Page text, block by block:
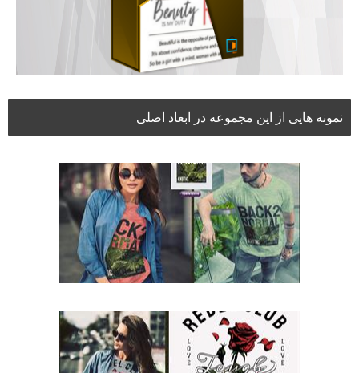
نمونه هایی از این مجموعه در ابعاد اصلی